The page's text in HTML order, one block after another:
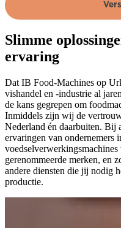
Slimme
ervaring
Dat IB Food-Machines op
vishandel en -industrie al
de kans gegrepen om
Inmiddels zijn wij de
Nederland én daarbuiten. Bij
ervaringen van ondernemers
gerenommeerde merken, en
andere diensten die jij nodig
productie.